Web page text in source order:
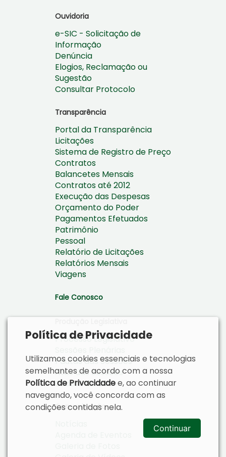
Ouvidoria
e-SIC - Solicitação de
Informação
Denúncia
Elogios, Reclamação ou
Sugestão
Consultar Protocolo
Transparência
Portal da Transparência
Licitações
Sistema de Registro de Preço
Contratos
Balancetes Mensais
Contratos até 2012
Execução das Despesas
Orçamento do Poder
Pagamentos Efetuados
Patrimônio
Pessoal
Relatório de Licitações
Relatórios Mensais
Viagens
Fale Conosco
Processo Legislativo
Pautas das Sessões
Atas das Sessões
Ordem do Dia
Comunicação
Política de Privacidade
Utilizamos cookies essenciais e tecnologias
semelhantes de acordo com a nossa
Política de Privacidadee, ao continuar
navegando, você concorda com as
condições contidas nela.
Continuar